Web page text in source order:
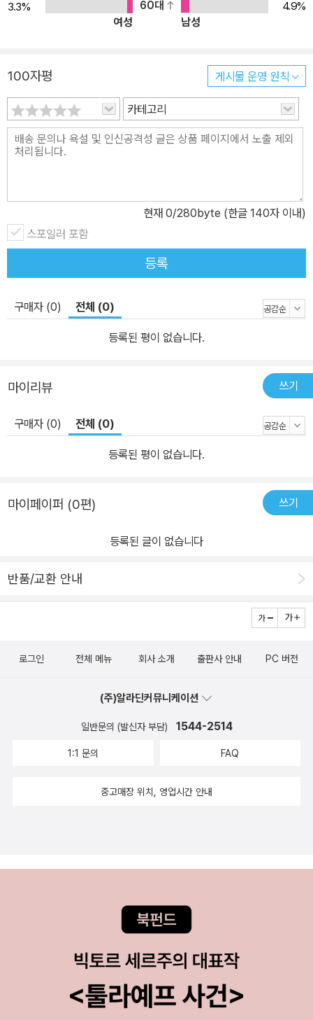
브적으로 암시하고 재현한 사례를 분석한다. 제2장에서는 1960년대
뉴 아메리칸 시네마의 기수인 마이크 니콜스와 존 슐레진저, 한국영
히치콕 등 영화사의 중추를 차지하는 예술가들의 작품을 통해 이들이
어떻게 사회문화적 언어로서 성을 위치시키고 영화적으로 전달하는
지 살펴본다. 제3장은 격변의 혁명기를 거치고 난 이후 제작된 영화
들을 통해 각기 다른 문화권 안에서 여전히 자행되고 있던 억압, 혹은
해방이 성을 통해 대조되는 양상을 보여준다. 제4장은 1980년대에
성행했던 미국 슬래셔 영화에서 성, 특히 여성의 성이 그려지는 경향
의 성이 대중문화 안에서 본격적으로 소비화 되는 경향을 살펴볼 수
있을 것이다. 제5장에서 다루는 1990년대에서는 좀 더 다각적인 시
각에서 조명된 에로티시즘의 영화적 사례들을 든다. 여성감독의 시각
에서 여성의 욕망을 다루는 <피아노>를 포함하여 <북회귀선>, <발
몽>과 <브람 스토커의 드라큘라> 같은 영화들은 금기를 다루었던 고
전문학이 현대의 영상작가들을 통해 어떻게 재탄생했는지 보여준다.
2000년대 이후를 다루는 제6장에서는 스탠리 큐브릭에서부터 베르
나르도 베르톨루치까지 영화로 혁명을 일궈냈던 감독들의 작품들을
화에서 21세기 새로운 독립영화까지. 각각의 시기를 관통하고, 헐리
웃과 한국이라는 지형의 정치학을 읽으며 영화가 본디 누리고자 하는
욕망의 자유로움과 체제의 통제욕구를 통해 결국 영화란 무엇인가를
말하고 있다. 새로운 물결의 세계영화사.”라고 밝혔다. 안진수 UC B
erkeley 동아시아학부 교수는, “저자 김효정은 오랫동안 한국 성애
일본의 영화와 다큐멘터리까지 비평의 대상을 넓혀 성애 재현의 함의
와 역사적 맥락을 짚고 있다. 1970년대 한국 호스티스 영화의 독해
는 신선하고 야심차다. 호스티스 영화의 근대화의 도상과 권력의 삼
음을 잘 보여준다. 이 책은 영화 속 성애 이미지의 즉물성을 넘어 그것
3.3%
60대
4.9%
여성
남성
100자평 게시물 운영 원칙
카테고리
현재 0/280byte (한글 140자 이내)
스포일러 포함
등록
구매자 (0) 전체 (0)
등록된 평이 없습니다.
마이리뷰 쓰기
구매자 (0) 전체 (0)
등록된 평이 없습니다.
마이페이퍼 (0편) 쓰기
등록된 글이 없습니다
반품/교환 안내
로그인 전체 메뉴 회사 소개 출판사 안내 PC 버전
(주)알라딘커뮤니케이션
일반문의 (발신자 부담) 1544-2514
1:1 문의 FAQ
중고매장 위치, 영업시간 안내